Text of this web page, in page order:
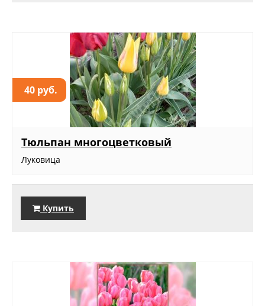
40 руб.
Тюльпан многоцветковый
Луковица
Купить